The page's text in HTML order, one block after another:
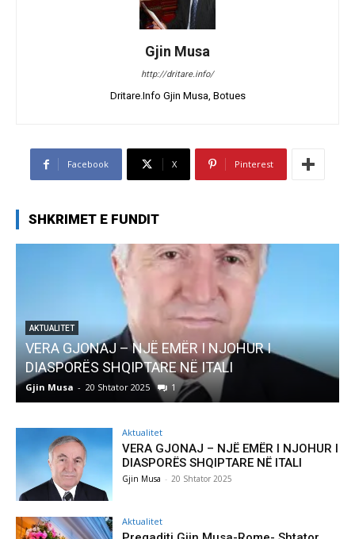
Gjin Musa
http://dritare.info/
Dritare.Info Gjin Musa, Botues
Facebook X Pinterest
SHKRIMET E FUNDIT
I
AKTUALITET
Pregaditi Gjin Musa-Rome- Shtator
Gjin Musa - 8 Shtator 2025
Aktualitet
VERA GJONAJ – NJË EMËR I NJOHUR I
DIASPORËS SHQIPTARE NË ITALI
Gjin Musa - 20 Shtator 2025
Aktualitet